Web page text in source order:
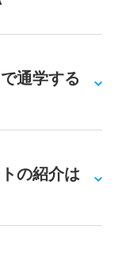
通学する
の紹介は